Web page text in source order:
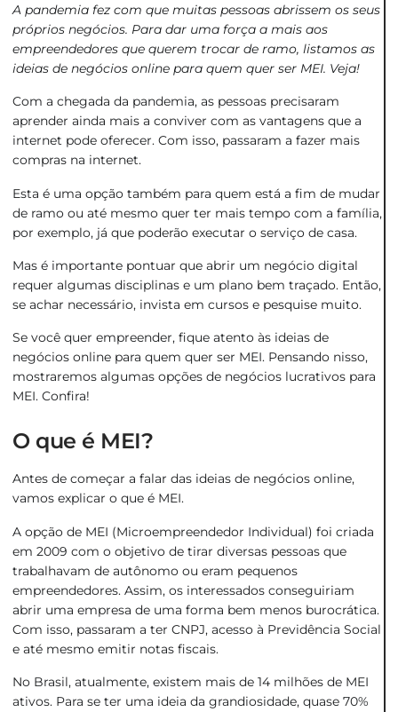
A pandemia fez com que muitas pessoas abrissem os seus
próprios negócios. Para dar uma força a mais aos
empreendedores que querem trocar de ramo, listamos as
ideias de negócios online para quem quer ser MEI. Veja!
Com a chegada da pandemia, as pessoas precisaram
aprender ainda mais a conviver com as vantagens que a
internet pode oferecer. Com isso, passaram a fazer mais
compras na internet.
Esta é uma opção também para quem está a fim de mudar
de ramo ou até mesmo quer ter mais tempo com a família,
por exemplo, já que poderão executar o serviço de casa.
Mas é importante pontuar que abrir um negócio digital
requer algumas disciplinas e um plano bem traçado. Então,
se achar necessário, invista em cursos e pesquise muito.
Se você quer empreender, fique atento às ideias de
negócios online para quem quer ser MEI. Pensando nisso,
mostraremos algumas opções de negócios lucrativos para
MEI. Confira!
O que é MEI?
Antes de começar a falar das ideias de negócios online,
vamos explicar o que é MEI.
A opção de MEI (Microempreendedor Individual) foi criada
em 2009 com o objetivo de tirar diversas pessoas que
trabalhavam de autônomo ou eram pequenos
empreendedores. Assim, os interessados conseguiriam
abrir uma empresa de uma forma bem menos burocrática.
Com isso, passaram a ter CNPJ, acesso à Previdência Social
e até mesmo emitir notas fiscais.
No Brasil, atualmente, existem mais de 14 milhões de MEI
ativos. Para se ter uma ideia da grandiosidade, quase 70%